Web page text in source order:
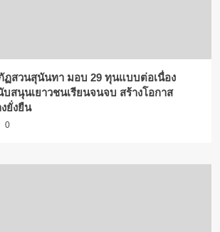
ฏสวนสุนันทา มอบ 29 ทุนแบบต่อเนื่อง
สนุนเยาวชนเรียนจนจบ สร้างโอกาส
ยั่งยืน
0